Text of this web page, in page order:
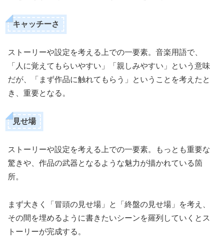
キャッチーさ
ストーリーや設定を考える上での一要素。音楽用語で、
「人に覚えてもらいやすい」「親しみやすい」という意味
だが、「まず作品に触れてもらう」ということを考えたと
き、重要となる。
見せ場
ストーリーや設定を考える上での一要素。もっとも重要な
驚きや、作品の武器となるような魅力が描かれている箇
所。
まず大きく「冒頭の見せ場」と「終盤の見せ場」を考え、
その間を埋めるように書きたいシーンを羅列していくとス
トーリーが完成する。